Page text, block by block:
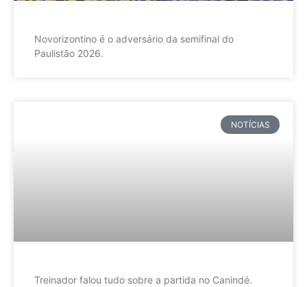
Novorizontino é o adversário da semifinal do
Paulistão 2026.
NOTÍCIAS
Treinador falou tudo sobre a partida no Canindé.